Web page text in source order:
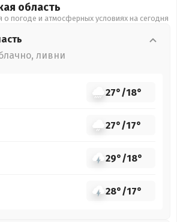
область
о погоде и атмосферных условиях на сегодня
ливни
27°/18°
27°/17°
29°/18°
28°/17°